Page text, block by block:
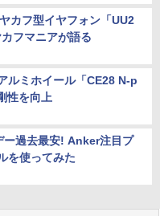
カフ型イヤフォン「UU2
フマニアが語る
ルミホイール「CE28 N-p
性を向上
過去最安! Anker注目プ
を使ってみた